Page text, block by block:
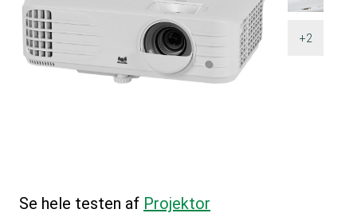
+2
Se hele testen af Projektor